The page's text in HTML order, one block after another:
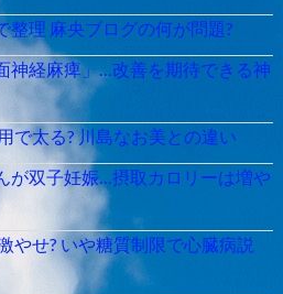
整理 麻央ブログの何が問題?
神経麻痺」…改善を期待できる神
で太る? 川島なお美との違い
が双子妊娠…摂取カロリーは増や
やせ? いや糖質制限で心臓病説